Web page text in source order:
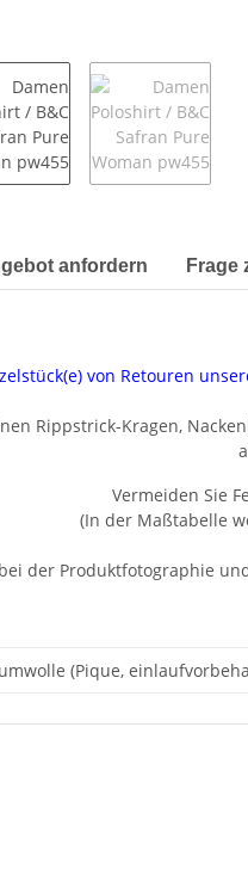
anfordern Frage
von Retouren
Rippstrick-Kragen,
Vermeiden Sie
(In der Maßtabelle
der Produktfotographie
(Pique,